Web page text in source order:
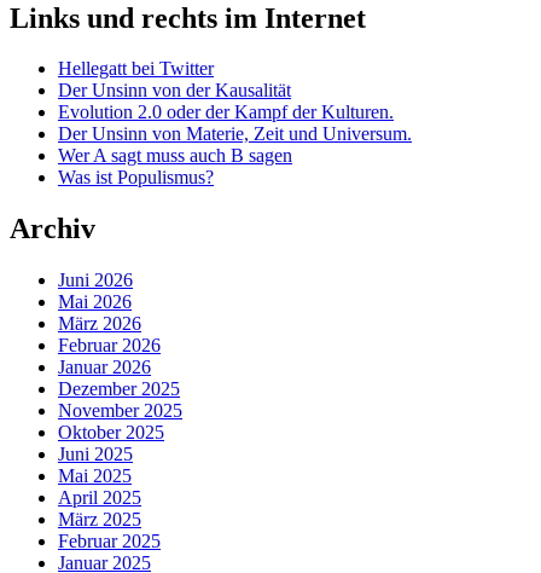
Links und rechts im Internet
Hellegatt bei Twitter
Der Unsinn von der Kausalität
Evolution 2.0 oder der Kampf der Kulturen.
Der Unsinn von Materie, Zeit und Universum.
Wer A sagt muss auch B sagen
Was ist Populismus?
Archiv
Juni 2026
Mai 2026
März 2026
Februar 2026
Januar 2026
Dezember 2025
November 2025
Oktober 2025
Juni 2025
Mai 2025
April 2025
März 2025
Februar 2025
Januar 2025